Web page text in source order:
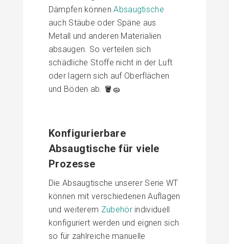
Dämpfen könnenAbsaugtische
auch Stäube oder Späne aus
Metall und anderen Materialien
absaugen. So verteilen sich
schädliche Stoffe nicht in der Luft
oder lagern sich auf Oberflächen
und Böden ab. 🪣🧽
Konfigurierbare
Absaugtische für viele
Prozesse
Die Absaugtische unserer Serie WT
können mit verschiedenen Auflagen
und weiterem Zubehörindividuell
konfiguriert werden und eignen sich
so für zahlreiche manuelle